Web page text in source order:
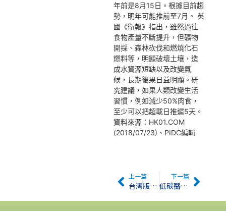
年前是8月15日。根據目前趨
勢，明年可能推前至7月。 英
國《衛報》指出，雖然過往
食物產量不斷提升，但礦物
開採、森林砍伐和燃燒化石
燃料等，明顯破壞土壤，造
成水資源短缺以及改變氣
候，長期後果日益明顯。研
究建議，如果人類改變生活
習慣，例如減少50%肉食，
至少可以把超載日推遲5天。
資料來源：HK01.COM
(2018/07/23)、PIDC編輯
上一篇
台灣版綠色協議 環保署與民團共推循環經濟
下一篇
低碳醫院興起 誓每年減碳1%